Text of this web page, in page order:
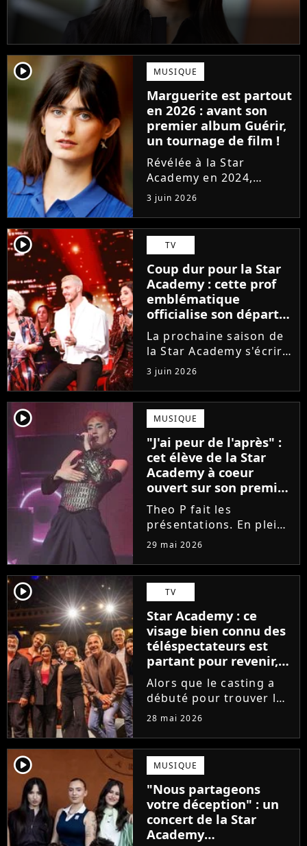
player2 MUSIQUE
Marguerite est partout
en 2026 : avant son
premier album Guérir,
un tournage de film !
Révélée à la Star
Academy en 2024,
Marguerite officialise
l'arrivée pour l'automne
de son premier album
Guérir. En parallèle, la
chanteuse et
comédienne rejoindra
Laura Felpin, Harpo...
3 juin 2026
player2 TV
Coup dur pour la Star
Academy : cette prof
emblématique
officialise son départ,
"Ça devenait assez
compliqué"
La prochaine saison de
la Star Academy s'écrira
avec une nouvelle
recrue dans ses rangs.
Coach d'expression
scénique de l'émission,
Marlène Schaff ne
rempilera pas à la table
des professeurs...
3 juin 2026
player2 MUSIQUE
"J'ai peur de l'après" :
cet élève de la Star
Academy à coeur
ouvert sur son premier
single intime
Theo P fait les
présentations. En pleine
tournée, l'élève de la
son tout premier single.
Avec Garçon solide, le
chanteur livre une
facette plus fragile de
sa personnalité....
29 mai 2026
player2 TV
Star Academy : ce
visage bien connu des
téléspectateurs est
partant pour revenir,
sauf que la place est
déjà prise
Alors que le casting a
débuté pour trouver les
prochains Pierre
Ambre, une professeure
emblématique de la Star
Academy se positionne
pour enseigner le chant
aux...
28 mai 2026
player2 MUSIQUE
"Nous partageons
votre déception" : un
concert de la Star
Academy